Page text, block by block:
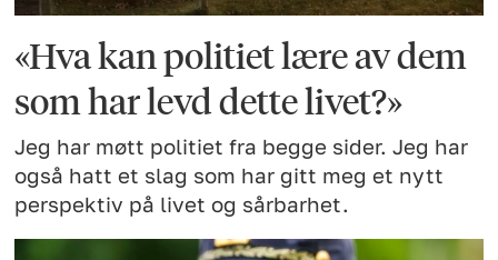
«Hva kan politiet lære av dem
som har levd dette livet?»
Jeg har møtt politiet fra begge sider. Jeg har
også hatt et slag som har gitt meg et nytt
perspektiv på livet og sårbarhet.